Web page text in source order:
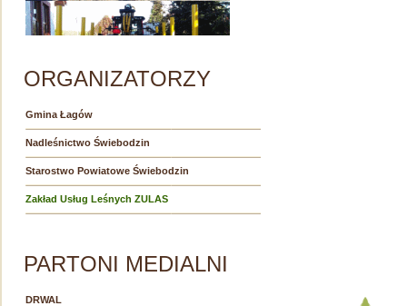
ORGANIZATORZY
Gmina Łagów
Nadleśnictwo Świebodzin
Starostwo Powiatowe Świebodzin
Zakład Usług Leśnych ZULAS
PARTONI MEDIALNI
DRWAL